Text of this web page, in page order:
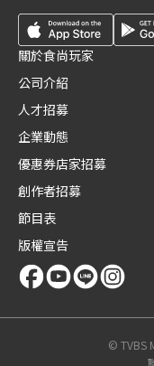
關於食尚玩家
公司介紹
人才招募
企業動態
優惠券店家招募
創作者招募
節目表
版權宣告
© TVBS